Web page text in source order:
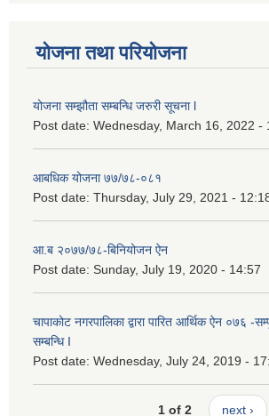
योजना तथा परियोजना
योजना सम्झौता सम्बन्धि जरुरी सूचना l
Post date: Wednesday, March 16, 2022 -
आबधिक योजना ७७/७८-०८१
Post date: Thursday, July 29, 2021 -
आ.ब २०७७/७८-बिनियोजन ऐन
Post date: Sunday, July 19, 2020 - 14:57
चापाकोट नगरपालिका द्वारा पारित आर्थिक ऐन ०७६ -
सम्बन्धि I
Post date: Wednesday, July 24, 2019 -
1 of 2 next ›